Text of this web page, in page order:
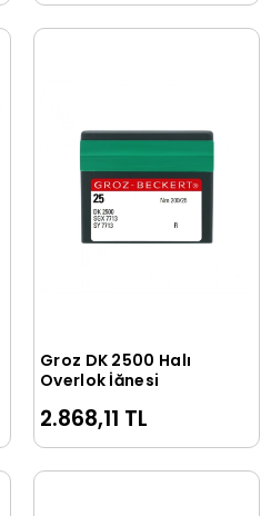
Sepete Ekle
Groz DK 2500 Halı
Overlok İğnesi
2.868,11 TL